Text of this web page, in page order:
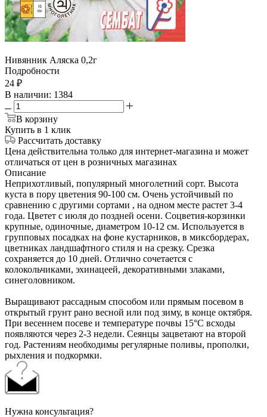
Нивянник Аляска 0,2г
Подробности
24 ₽
В наличии: 1384
В корзину
Купить в 1 клик
Рассчитать доставку
Цена действительна только для интернет-магазина и может
отличаться от цен в розничных магазинах
Описание
Неприхотливый, популярный многолетний сорт. Высота
куста в пору цветения 90-100 см. Очень устойчивый по
сравнению с другими сортами , на одном месте растет 3-4
года. Цветет с июля до поздней осени. Соцветия-корзинки
крупные, одиночные, диаметром 10-12 см. Используется в
групповых посадках на фоне кустарников, в миксбордерах,
цветниках ландшафтного стиля и на срезку. Срезка
сохраняется до 10 дней. Отлично сочетается с
колокольчиками, эхинацеей, декоративными злаками,
синеголовником.
Выращивают рассадным способом или прямым посевом в
открытый грунт рано весной или под зиму, в конце октября.
При весеннем посеве и температуре почвы 15°C всходы
появляются через 2-3 недели. Сеянцы зацветают на второй
год. Растениям необходимы регулярные поливы, прополки,
рыхления и подкормки.
Нужна консультация?